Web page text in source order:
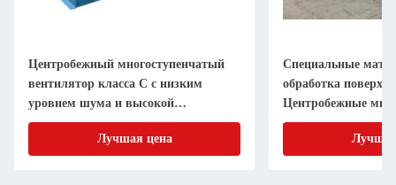
Центробежный многоступенчатый
вентилятор класса C с низким
уровнем шума и высокой
эффективностью
Лучшая цена
Специальные
обработка
Центробежные
вентиляторы 19.6-